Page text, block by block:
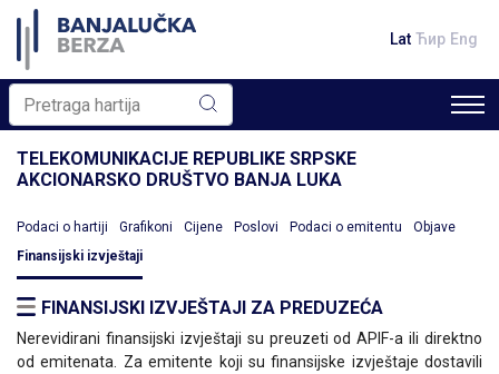
Lat Ћир Eng
TELEKOMUNIKACIJE REPUBLIKE SRPSKE
AKCIONARSKO DRUŠTVO BANJA LUKA
Podaci o hartiji Grafikoni Cijene Poslovi Podaci o emitentu
Objave
Finansijski izvještaji
FINANSIJSKI IZVJEŠTAJI ZA PREDUZEĆA
Nerevidirani finansijski izvještaji su preuzeti od APIF-a ili direktno
od emitenata. Za emitente koji su finansijske izvještaje dostavili